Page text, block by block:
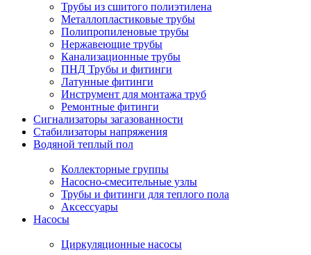
Трубы из сшитого полиэтилена
Металлопластиковые трубы
Полипропиленовые трубы
Нержавеющие трубы
Канализационные трубы
ПНД Трубы и фитинги
Латунные фитинги
Инструмент для монтажа труб
Ремонтные фитинги
Сигнализаторы загазованности
Стабилизаторы напряжения
Водяной теплый пол
Коллекторные группы
Насосно-смесительные узлы
Трубы и фитинги для теплого пола
Аксессуары
Насосы
Циркуляционные насосы